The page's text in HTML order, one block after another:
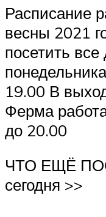
Расписание
весны 2021
посетить
19.00 В
Ферма
до 20.00
ЧТО ЕЩЁ
сегодня >>